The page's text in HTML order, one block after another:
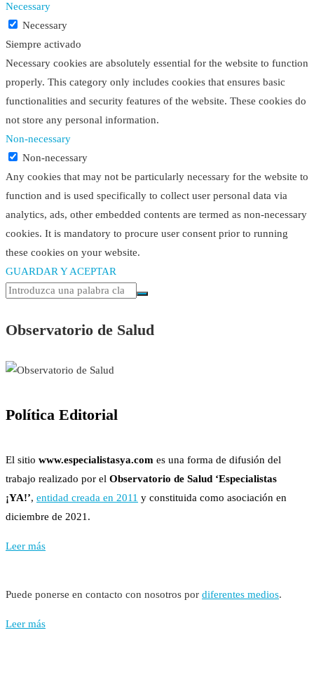
Necessary
Necessary
Siempre activado
Necessary cookies are absolutely essential for the website to function
properly. This category only includes cookies that ensures basic
functionalities and security features of the website. These cookies do
not store any personal information.
Non-necessary
Non-necessary
Any cookies that may not be particularly necessary for the website to
function and is used specifically to collect user personal data via
analytics, ads, other embedded contents are termed as non-necessary
cookies. It is mandatory to procure user consent prior to running
these cookies on your website.
GUARDAR Y ACEPTAR
Observatorio de Salud
Política Editorial
El sitio www.especialistasya.com es una forma de difusión del
trabajo realizado por el Observatorio de Salud ‘Especialistas
¡YA!’, entidad creada en 2011 y constituida como asociación en
diciembre de 2021.
Leer más
Puede ponerse en contacto con nosotros por diferentes medios.
Leer más